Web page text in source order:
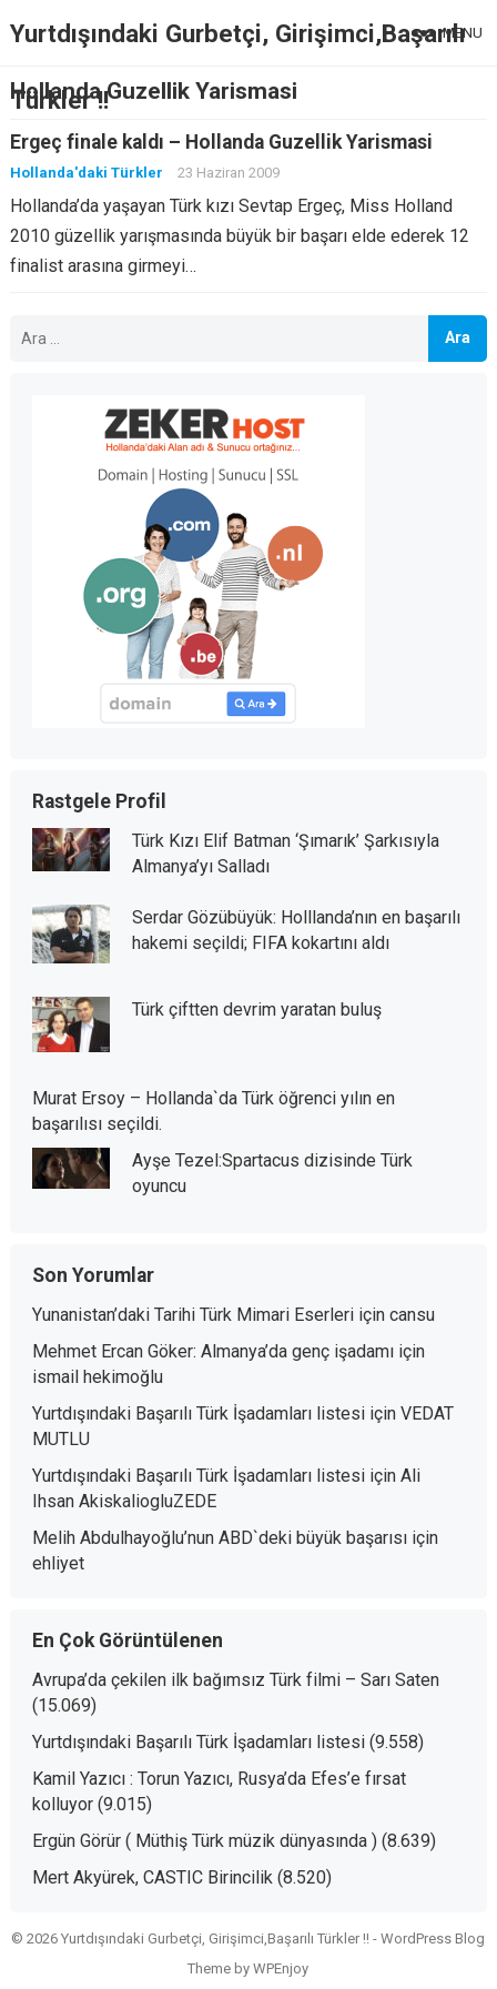
Yurtdışındaki Gurbetçi, Girişimci,Başarılı
Türkler !!
MENU
Hollanda Guzellik Yarismasi
Ergeç finale kaldı – Hollanda Guzellik Yarismasi
Hollanda'daki Türkler 23 Haziran 2009
Hollanda’da yaşayan Türk kızı Sevtap Ergeç, Miss Holland
2010 güzellik yarışmasında büyük bir başarı elde ederek 12
finalist arasına girmeyi…
Rastgele Profil
Türk Kızı Elif Batman ‘Şımarık’ Şarkısıyla
Almanya’yı Salladı
Serdar Gözübüyük: Holllanda’nın en başarılı
hakemi seçildi; FIFA kokartını aldı
Türk çiftten devrim yaratan buluş
Murat Ersoy – Hollanda`da Türk öğrenci yılın en
başarılısı seçildi.
Ayşe Tezel:Spartacus dizisinde Türk
oyuncu
Son Yorumlar
Yunanistan’daki Tarihi Türk Mimari Eserleriiçin cansu
Mehmet Ercan Göker: Almanya’da genç işadamıiçin
ismail hekimoğlu
Yurtdışındaki Başarılı Türk İşadamları listesiiçin VEDAT
MUTLU
Yurtdışındaki Başarılı Türk İşadamları listesiiçin Ali
Ihsan AkiskaliogluZEDE
Melih Abdulhayoğlu’nun ABD`deki büyük başarısıiçin
ehliyet
En Çok Görüntülenen
Avrupa’da çekilen ilk bağımsız Türk filmi – Sarı Saten
(15.069)
Yurtdışındaki Başarılı Türk İşadamları listesi (9.558)
Kamil Yazıcı : Torun Yazıcı, Rusya’da Efes’e fırsat
kolluyor (9.015)
Ergün Görür ( Müthiş Türk müzik dünyasında ) (8.639)
Mert Akyürek, CASTIC Birincilik (8.520)
© 2026 Yurtdışındaki Gurbetçi, Girişimci,Başarılı Türkler !! -WordPress Blog
Theme byWPEnjoy